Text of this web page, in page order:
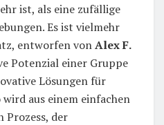
ist, als eine zufällige
Es ist vielmehr
entworfen vonAlex F.
Potenzial einer Gruppe
Lösungen für
aus einem einfachen
Prozess, der